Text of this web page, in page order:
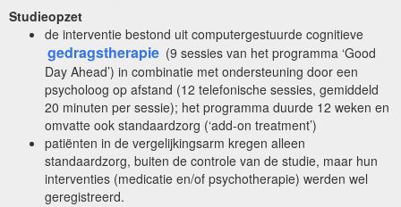
Studieopzet
de interventie bestond uit computergestuurde cognitieve
gedragstherapie (9 sessies van het programma ‘Good
Day Ahead’) in combinatie met ondersteuning door een
psycholoog op afstand (12 telefonische sessies, gemiddeld
20 minuten per sessie); het programma duurde 12 weken en
omvatte ook standaardzorg (‘add-on treatment’)
patiënten in de vergelijkingsarm kregen alleen
standaardzorg, buiten de controle van de studie, maar hun
interventies (medicatie en/of psychotherapie) werden wel
geregistreerd.